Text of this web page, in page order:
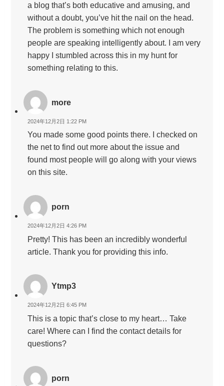
a blog that’s both educative and amusing, and
without a doubt, you’ve hit the nail on the head.
The problem is something which not enough
people are speaking intelligently about. I am very
happy I stumbled across this in my hunt for
something relating to this.
more
2024年12月2日 1:22 PM
You made some good points there. I checked on
the net to find out more about the issue and
found most people will go along with your views
on this site.
porn
2024年12月2日 4:26 PM
Pretty! This has been an incredibly wonderful
article. Thank you for providing this info.
Ytmp3
2024年12月2日 6:45 PM
This is a topic that’s close to my heart… Take
care! Where can I find the contact details for
questions?
porn